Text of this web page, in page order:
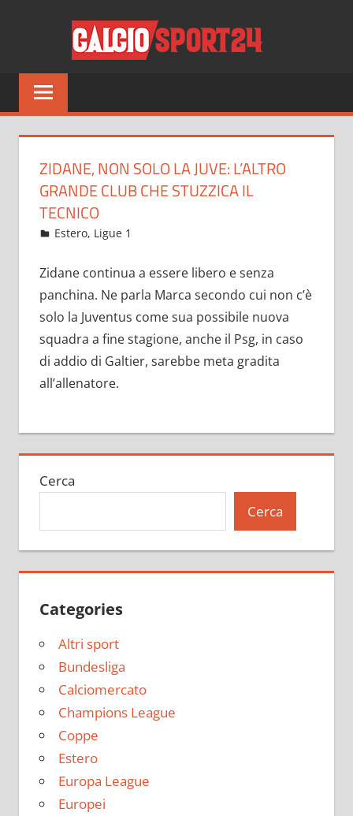
Tutto
sul
del
solo
ZIDANE, NON SOLO LA JUVE: L’ALTRO
GRANDE CLUB CHE STUZZICA IL
TECNICO
Gennaio 17, 2023
admin
Estero, Ligue 1
Zidane continua a essere libero e senza
panchina. Ne parla Marca secondo cui non c’è
solo la Juventus come sua possibile nuova
squadra a fine stagione, anche il Psg, in caso
di addio di Galtier, sarebbe meta gradita
all’allenatore.
Cerca
Cerca
Categories
Altri sport
Bundesliga
Calciomercato
Champions League
Coppe
Estero
Europa League
Europei